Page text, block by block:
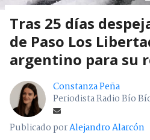
Tras 25 días
de Paso Los
argentino para su
Constanza Peña
Periodista Radio Bío
Publicado porAlejandro Alarcón